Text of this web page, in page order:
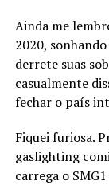
Ainda me
2020,
derrete suas
casualmente
fechar o país
Fiquei furiosa.
gaslighting
carrega o